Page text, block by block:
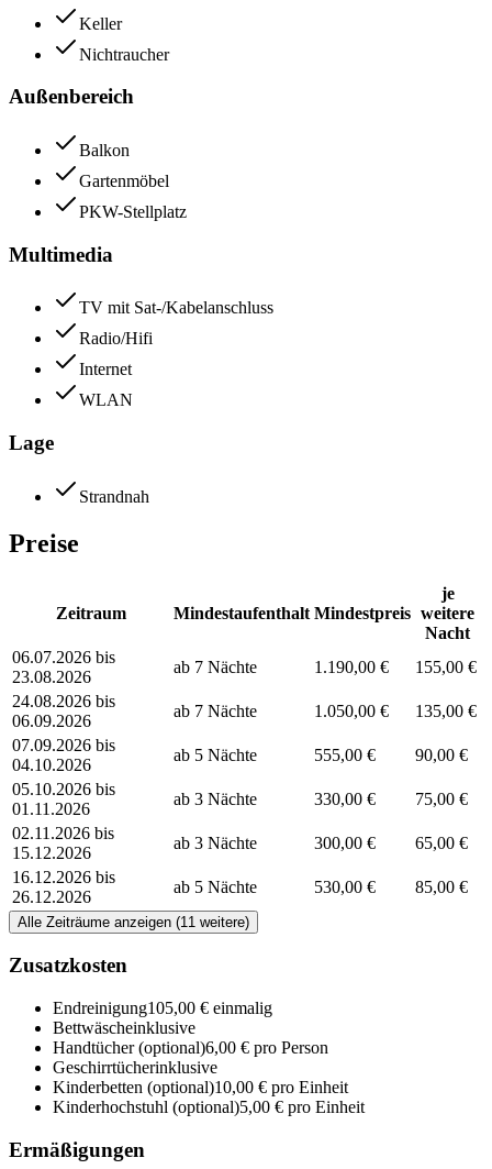
Keller
Nichtraucher
Außenbereich
Balkon
Gartenmöbel
PKW-Stellplatz
Multimedia
TV mit Sat-/Kabelanschluss
Radio/Hifi
Internet
WLAN
Lage
Strandnah
Preise
Zeitraum Mindestaufenthalt Mindestpreis
je
weitere
Nacht
06.07.2026 bis
23.08.2026
ab 7 Nächte 1.190,00 €
155,00 €
24.08.2026 bis
06.09.2026
ab 7 Nächte 1.050,00 €
135,00 €
07.09.2026 bis
04.10.2026
ab 5 Nächte 555,00 €
90,00 €
05.10.2026 bis
01.11.2026
ab 3 Nächte 330,00 €
75,00 €
02.11.2026 bis
15.12.2026
ab 3 Nächte 300,00 €
65,00 €
16.12.2026 bis
26.12.2026
ab 5 Nächte 530,00 € 85,00 €
Alle Zeiträume anzeigen (11 weitere)
Zusatzkosten
Endreinigung105,00 € einmalig
Bettwäscheinklusive
Handtücher(optional)6,00 € pro Person
Geschirrtücherinklusive
Kinderbetten (optional)10,00 € pro Einheit
Kinderhochstuhl (optional)5,00 € pro Einheit
Ermäßigungen